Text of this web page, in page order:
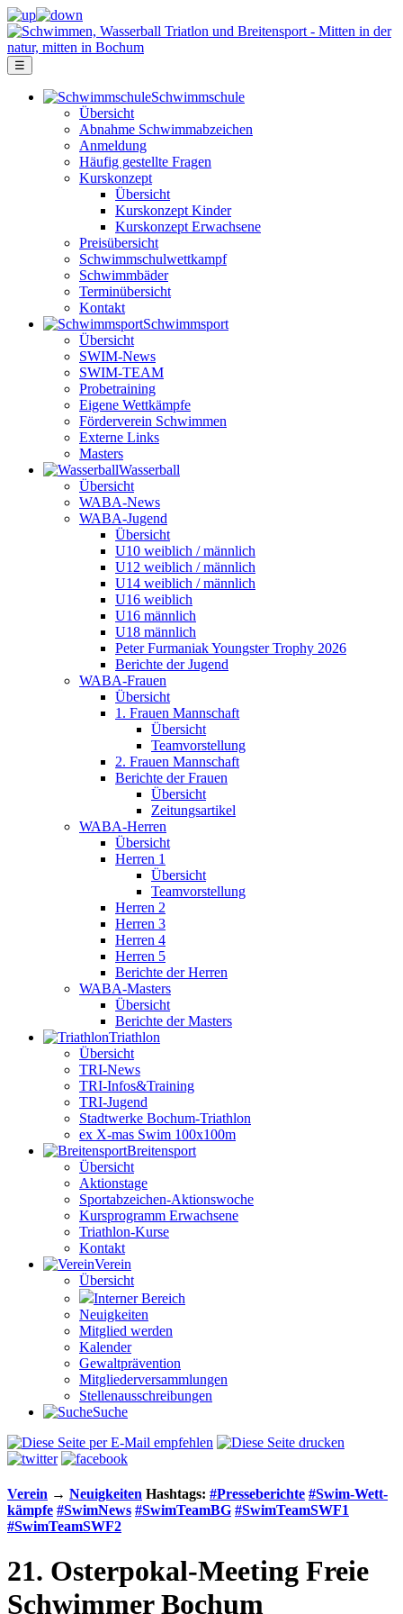
☰
Schwimm­schule
Übersicht
Ab­nah­me Schwimm­ab­zei­chen
Anmeldung
Häufig gestellte Fragen
Kurs­konzept
Übersicht
Kurskonzept Kinder
Kurskonzept Erwachsene
Preis­über­sicht
Schwimm­schul­wett­kampf
Schwimm­bäder
Terminübersicht
Kontakt
Schwimm­sport
Übersicht
SWIM-News
SWIM-TEAM
Probe­training
Eigene Wettkämpfe
Förderverein Schwimmen
Externe Links
Masters
Wasser­ball
Übersicht
WABA-News
WABA-Jugend
Übersicht
U10 weiblich / männlich
U12 weiblich / männlich
U14 weiblich / männlich
U16 weiblich
U16 männlich
U18 männlich
Peter Furmaniak Youngster Trophy 2026
Berichte der Jugend
WABA-Frauen
Übersicht
1. Frauen Mannschaft
Übersicht
Teamvorstellung
2. Frauen Mannschaft
Berichte der Frauen
Übersicht
Zeitungsartikel
WABA-Herren
Übersicht
Herren 1
Übersicht
Teamvorstellung
Herren 2
Herren 3
Herren 4
Herren 5
Berichte der Herren
WABA-Masters
Übersicht
Berichte der Masters
Triathlon
Übersicht
TRI-News
TRI-Infos&Training
TRI-Jugend
Stadtwerke Bochum-Triathlon
ex X-mas Swim 100x100m
Breiten­sport
Übersicht
Aktionstage
Sportabzeichen-Aktionswoche
Kursprogramm Erwachsene
Triathlon-Kurse
Kontakt
Verein
Übersicht
Interner Bereich
Neuigkeiten
Mitglied werden
Kalender
Gewaltprävention
Mitglieder­versammlungen
Stellen­aus­schrei­bungen
Suche
Verein → Neuigkeiten Hashtags: #Presse­berichte #Swim-Wett­
kämpfe #SwimNews #SwimTeamBG #SwimTeamSWF1
#SwimTeamSWF2
21. Osterpokal-Meeting Freie
Schwimmer Bochum